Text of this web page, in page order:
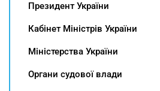
Президент України
Кабінет Міністрів України
Міністерства України
Органи судової влади